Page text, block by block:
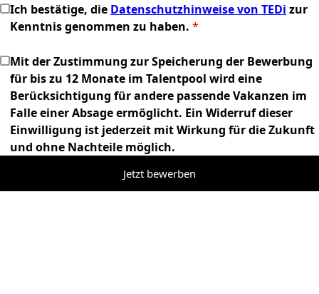
Ich bestätige, die Datenschutzhinweise von TEDi zur
Kenntnis genommen zu haben. *
Mit der Zustimmung zur Speicherung der Bewerbung
für bis zu 12 Monate im Talentpool wird eine
Berücksichtigung für andere passende Vakanzen im
Falle einer Absage ermöglicht. Ein Widerruf dieser
Einwilligung ist jederzeit mit Wirkung für die Zukunft
und ohne Nachteile möglich.
Jetzt bewerben